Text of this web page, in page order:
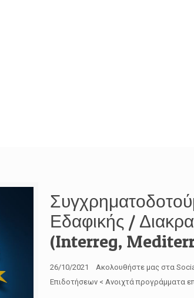
Εδαφικής /
(Interreg,
26/10/2021 Ακολουθήστε μας στα
Επιδοτήσεων < Ανοιχτά προγράμματα